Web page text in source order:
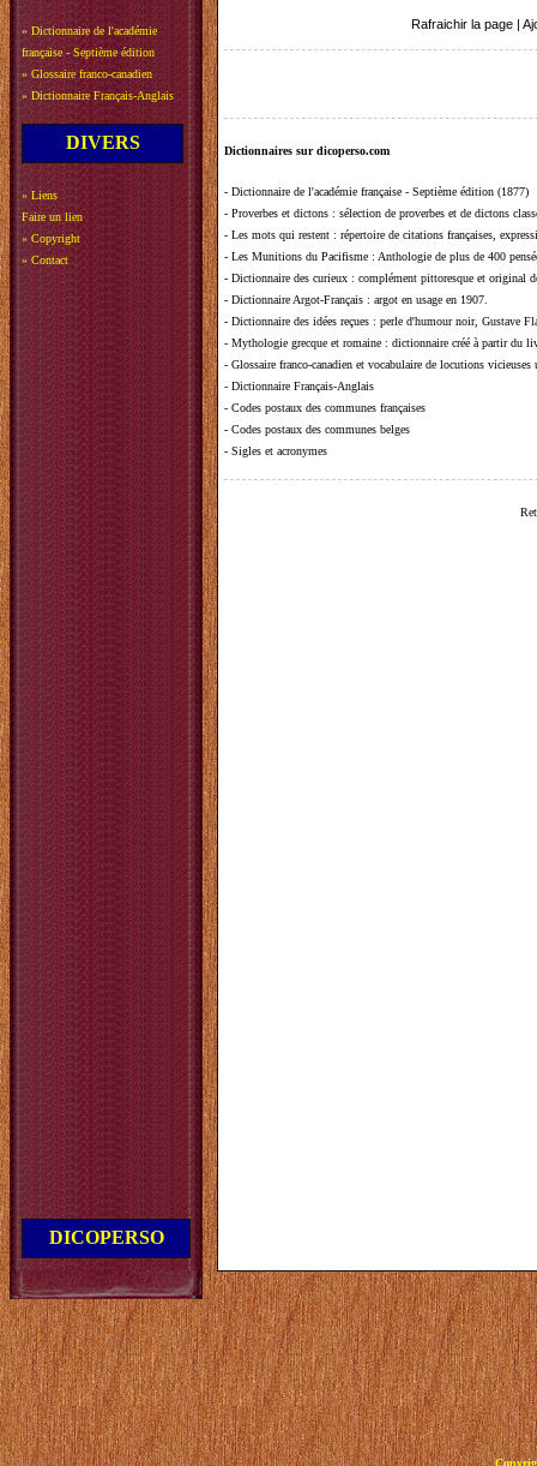
» Dictionnaire de l'académie
française - Septième édition
» Glossaire franco-canadien
» Dictionnaire Français-Anglais
DIVERS
» Liens
Faire un lien
» Copyright
» Contact
DICOPERSO
Rafraichir la page
Dictionnaires sur dicoperso.com
- Dictionnaire de l'académie française - Septième édition (1877)
- Proverbes et dictons : sélection de proverbes et de dictons
- Les mots qui restent : répertoire de citations françaises,
- Les Munitions du Pacifisme : Anthologie de plus de 400
- Dictionnaire des curieux : complément pittoresque et original
- Dictionnaire Argot-Français : argot en usage en 1907.
- Dictionnaire des idées reçues : perle d'humour noir, Gustave
- Mythologie grecque et romaine : dictionnaire créé à partir du
- Glossaire franco-canadien et vocabulaire de locutions vicieuses
- Dictionnaire Français-Anglais
- Codes postaux des communes françaises
- Codes postaux des communes belges
- Sigles et acronymes